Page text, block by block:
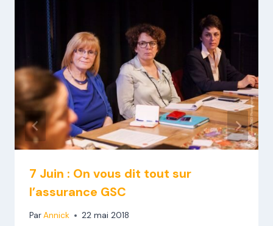
7 Juin : On vous dit tout sur
l’assurance GSC
ParAnnick 22 mai 2018